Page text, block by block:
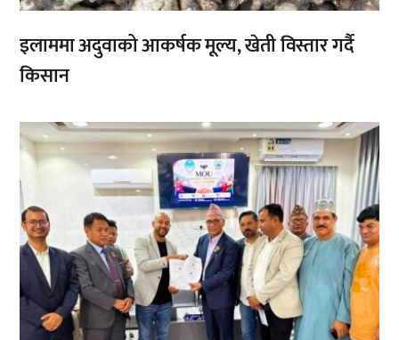
इलाममा अदुवाको आकर्षक मूल्य, खेती विस्तार गर्दै
किसान
,,